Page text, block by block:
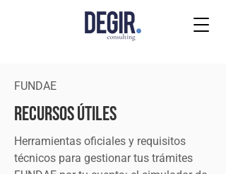
FUNDAE
Recursos útiles
Herramientas oficiales y requisitos
técnicos para gestionar tus trámites